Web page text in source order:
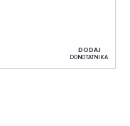
DODAJ
DO NOTATNIKA